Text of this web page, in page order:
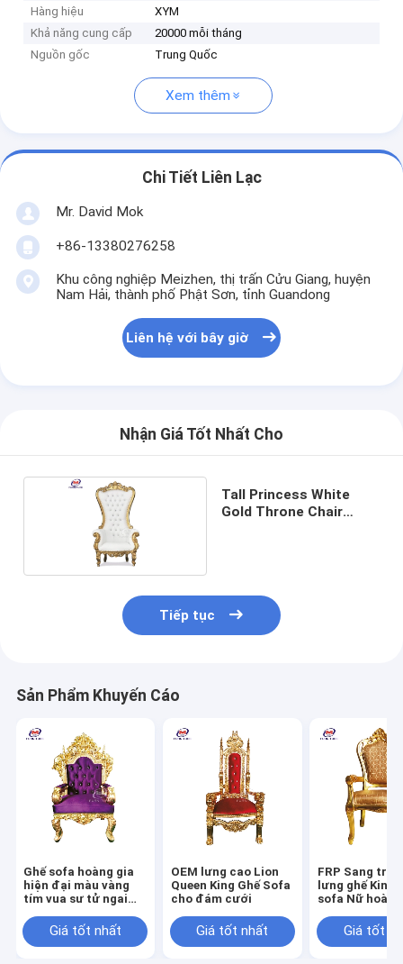
Hàng hiệu
XYM
Khả năng cung cấp
20000 mỗi tháng
Nguồn gốc
Trung Quốc
Xem thêm
Chi Tiết Liên Lạc
Mr. David Mok
+86-13380276258
Khu công nghiệp Meizhen, thị trấn Cửu Giang, huyện
Nam Hải, thành phố Phật Sơn, tỉnh Guandong
Liên hệ với bây giờ
Nhận Giá Tốt Nhất Cho
Tall Princess White
Gold Throne Chair
Tiếp tục
Sản Phẩm Khuyến Cáo
Ghế sofa hoàng gia
hiện đại màu vàng
tím vua sư tử ngai
Giá tốt nhất
OEM lưng cao Lion
Queen King Ghế Sofa
cho đám cưới
Giá tốt nhất
FRP Sang
lưng ghế King
sofa Nữ
Giá tốt